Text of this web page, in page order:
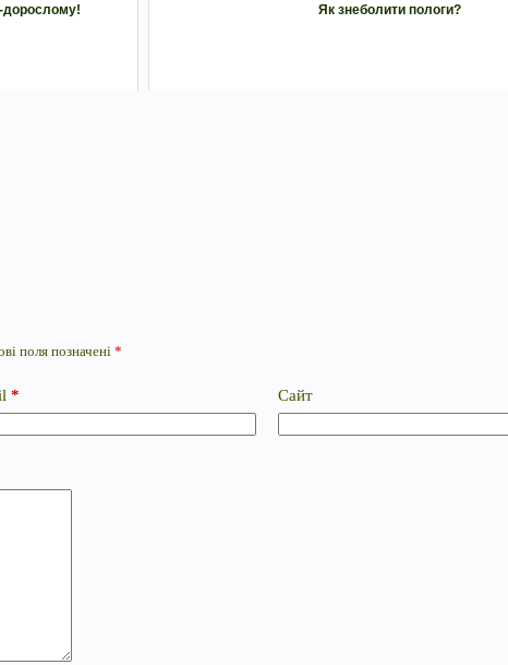
дорослому! Як знеболити пологи?
поля позначені *
* Сайт